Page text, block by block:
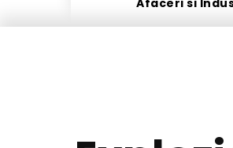
Afaceri si